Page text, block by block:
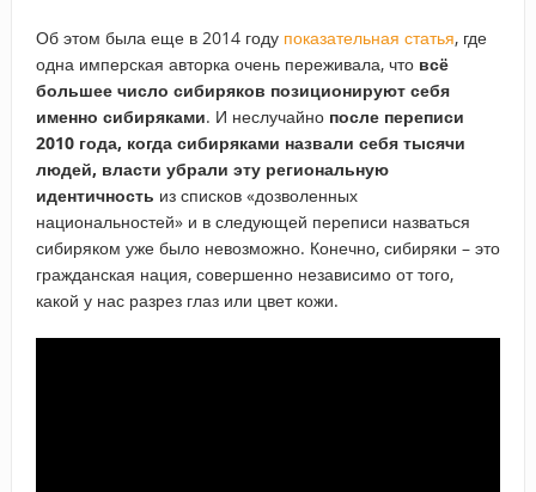
Об этом была еще в 2014 году показательная статья, где
одна имперская авторка очень переживала, что всё
большее число сибиряков позиционируют себя
именно сибиряками. И неслучайно после переписи
2010 года, когда сибиряками назвали себя тысячи
людей, власти убрали эту региональную
идентичность из списков «дозволенных
национальностей» и в следующей переписи назваться
сибиряком уже было невозможно. Конечно, сибиряки – это
гражданская нация, совершенно независимо от того,
какой у нас разрез глаз или цвет кожи.